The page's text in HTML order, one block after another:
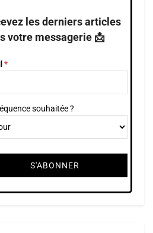
les derniers articles
votre messagerie 📩
souhaitée ?